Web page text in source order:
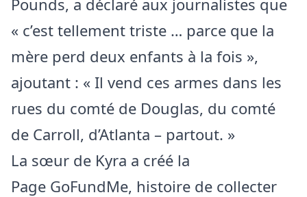
« c’est tellement triste … parce que la
mère perd deux enfants à la fois »,
ajoutant : « Il vend ces armes dans les
rues du comté de Douglas, du comté
de Carroll, d’Atlanta – partout. »
La sœur de Kyra a créé la
Page GoFundMe, histoire de collecter